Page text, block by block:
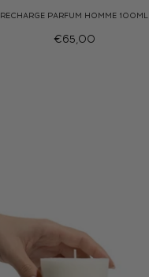
RECHARGE PARFUM HOMME 100ML
€65,00